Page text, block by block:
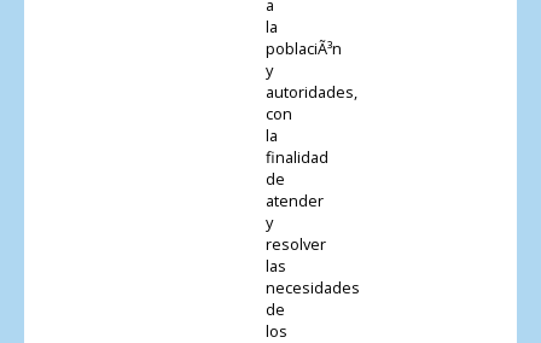
a
la
poblaciÃ³n
y
autoridades,
con
la
finalidad
de
atender
y
resolver
las
necesidades
de
los